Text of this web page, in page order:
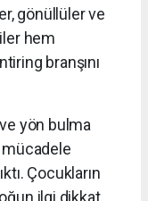
gönüllüler ve
hem
branşını
yön bulma
Çocukların
ilgi dikkat